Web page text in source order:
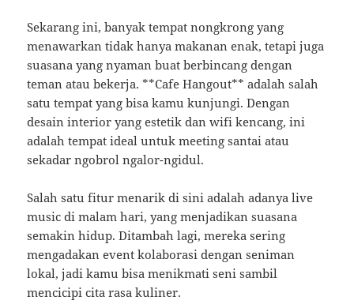
Sekarang ini, banyak tempat nongkrong yang
menawarkan tidak hanya makanan enak, tetapi juga
suasana yang nyaman buat berbincang dengan
teman atau bekerja. **Cafe Hangout** adalah salah
satu tempat yang bisa kamu kunjungi. Dengan
desain interior yang estetik dan wifi kencang, ini
adalah tempat ideal untuk meeting santai atau
sekadar ngobrol ngalor-ngidul.
Salah satu fitur menarik di sini adalah adanya live
music di malam hari, yang menjadikan suasana
semakin hidup. Ditambah lagi, mereka sering
mengadakan event kolaborasi dengan seniman
lokal, jadi kamu bisa menikmati seni sambil
mencicipi cita rasa kuliner.